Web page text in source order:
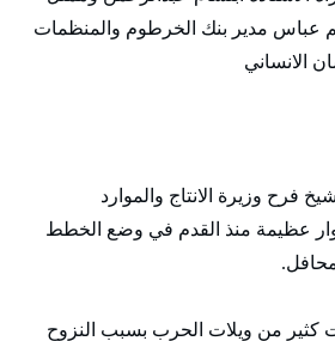
عباس مدير بنك الخرطوم والمنظمات
الانساني
فرح وزيرة الانتاج والموارد
عظيمة منذ القدم في وضع الخطط
كثير من ويلات الحرب بسبب النزوح